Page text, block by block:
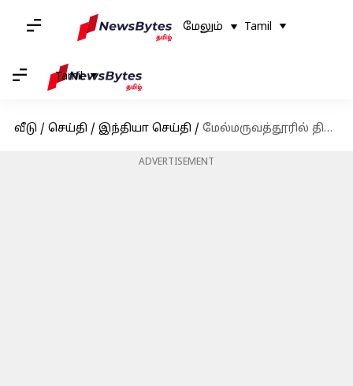
மேலும் Tamil
Tamil
வீடு / செய்தி / இந்தியா செய்தி / மேல்மருவத்தூரில் திருமாவளவன், எல்.முருகன், அண்ணாமலை உள்ளிட்டோர் திடீர் சந்திப்பு
ADVERTISEMENT